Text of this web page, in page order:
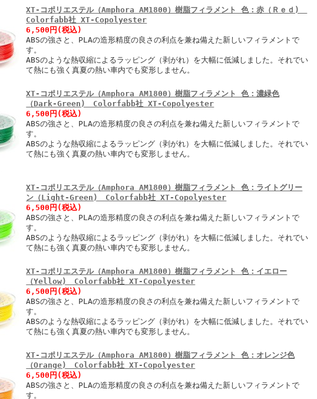
XT-コポリエステル（Amphora AM1800）樹脂フィラメント 色：赤（Ｒｅｄ)
Colorfabb社 XT-Copolyester
6,500円(税込)
ABSの強さと、PLAの造形精度の良さの利点を兼ね備えた新しいフィラメントで
す。
ABSのような熱収縮によるラッピング（剥がれ）を大幅に低減しました。それでい
て熱にも強く真夏の熱い車内でも変形しません。
XT-コポリエステル（Amphora AM1800）樹脂フィラメント 色：濃緑色
（Dark-Green) Colorfabb社 XT-Copolyester
6,500円(税込)
ABSの強さと、PLAの造形精度の良さの利点を兼ね備えた新しいフィラメントで
す。
ABSのような熱収縮によるラッピング（剥がれ）を大幅に低減しました。それでい
て熱にも強く真夏の熱い車内でも変形しません。
XT-コポリエステル（Amphora AM1800）樹脂フィラメント 色：ライトグリー
ン（Light-Green) Colorfabb社 XT-Copolyester
6,500円(税込)
ABSの強さと、PLAの造形精度の良さの利点を兼ね備えた新しいフィラメントで
す。
ABSのような熱収縮によるラッピング（剥がれ）を大幅に低減しました。それでい
て熱にも強く真夏の熱い車内でも変形しません。
XT-コポリエステル（Amphora AM1800）樹脂フィラメント 色：イエロー
（Yellow) Colorfabb社 XT-Copolyester
6,500円(税込)
ABSの強さと、PLAの造形精度の良さの利点を兼ね備えた新しいフィラメントで
す。
ABSのような熱収縮によるラッピング（剥がれ）を大幅に低減しました。それでい
て熱にも強く真夏の熱い車内でも変形しません。
XT-コポリエステル（Amphora AM1800）樹脂フィラメント 色：オレンジ色
（Orange) Colorfabb社 XT-Copolyester
6,500円(税込)
ABSの強さと、PLAの造形精度の良さの利点を兼ね備えた新しいフィラメントで
す。